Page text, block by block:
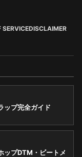
SERVICEDISCLAIMER
ップ完全ガイド
ップDTM・ビートメ